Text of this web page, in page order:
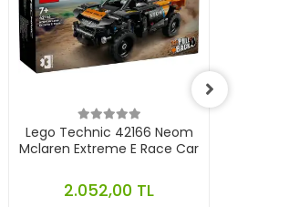
Lego Technic 42166 Neom
Mclaren Extreme E Race Car
2.052,00 TL